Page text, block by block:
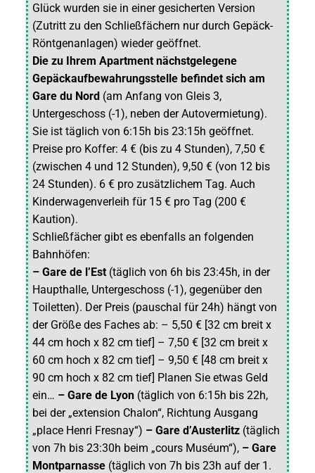
Glück wurden sie in einer gesicherten Version
(Zutritt zu den Schließfächern nur durch Gepäck-
Röntgenanlagen) wieder geöffnet.
Die zu Ihrem Apartment nächstgelegene
Gepäckaufbewahrungsstelle befindet sich am
Gare du Nord (am Anfang von Gleis 3,
Untergeschoss (-1), neben der Autovermietung).
Sie ist täglich von 6:15h bis 23:15h geöffnet.
Preise pro Koffer: 4 € (bis zu 4 Stunden), 7,50 €
(zwischen 4 und 12 Stunden), 9,50 € (von 12 bis
24 Stunden). 6 € pro zusätzlichem Tag. Auch
Kinderwagenverleih für 15 € pro Tag (200 €
Kaution).
Schließfächer gibt es ebenfalls an folgenden
Bahnhöfen:
– Gare de l’Est(täglich von 6h bis 23:45h, in der
Haupthalle, Untergeschoss (-1), gegenüber den
Toiletten). Der Preis (pauschal für 24h) hängt von
der Größe des Faches ab: – 5,50 € [32 cm breit x
44 cm hoch x 82 cm tief] – 7,50 € [32 cm breit x
60 cm hoch x 82 cm tief] – 9,50 € [48 cm breit x
90 cm hoch x 82 cm tief] Planen Sie etwas Geld
ein… – Gare de Lyon(täglich von 6:15h bis 22h,
bei der „extension Chalon“, Richtung Ausgang
„place Henri Fresnay“) – Gare d’Austerlitz(täglich
von 7h bis 23:30h beim „cours Muséum“), – Gare
Montparnasse(täglich von 7h bis 23h auf der 1.